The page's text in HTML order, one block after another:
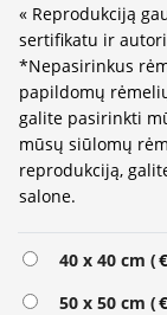
« Reprodukciją
sertifikatu ir
*Nepasirinkus
papildomų
galite pasirinkti
mūsų siūlomų
reprodukciją,
salone.
40 x 40 cm (€
50 x 50 cm (€
Alternative: